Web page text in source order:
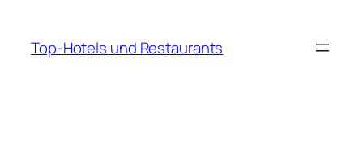
springen
Top-Hotels und Restaurants